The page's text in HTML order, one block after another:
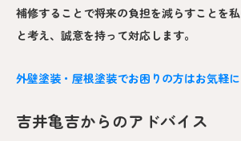
補修することで将来の負担を減らすことを
と考え、誠意を持って対応します。
外壁塗装・屋根塗装でお困りの方はお気軽
吉井亀吉からのアドバイス